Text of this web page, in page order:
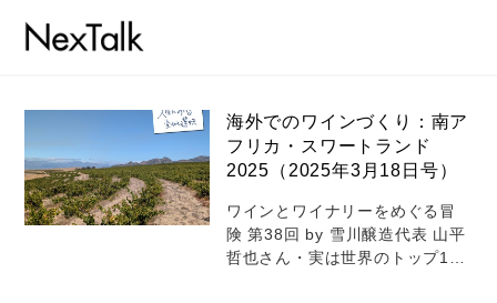
海外でのワインづくり：南ア
フリカ・スワートランド
2025（2025年3月18日号）
ワインとワイナリーをめぐる冒
険 第38回 by 雪川醸造代表 山平
哲也さん・実は世界のトップ10